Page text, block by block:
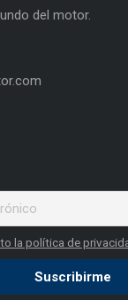
del motor.
la política de